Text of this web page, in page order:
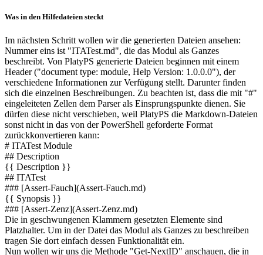
Was in den Hilfedateien steckt
Im nächsten Schritt wollen wir die generierten Dateien ansehen:
Nummer eins ist "ITATest.md", die das Modul als Ganzes
beschreibt. Von PlatyPS generierte Dateien beginnen mit einem
Header ("document type: module, Help Version: 1.0.0.0"), der
verschiedene Informationen zur Verfügung stellt. Darunter finden
sich die einzelnen Beschreibungen. Zu beachten ist, dass die mit "#"
eingeleiteten Zellen dem Parser als Einsprungspunkte dienen. Sie
dürfen diese nicht verschieben, weil PlatyPS die Markdown-Dateien
sonst nicht in das von der PowerShell geforderte Format
zurückkonvertieren kann:
# ITATest Module
## Description
{{ Description }}
## ITATest
### [Assert-Fauch](Assert-Fauch.md)
{{ Synopsis }}
### [Assert-Zenz](Assert-Zenz.md)
Die in geschwungenen Klammern gesetzten Elemente sind
Platzhalter. Um in der Datei das Modul als Ganzes zu beschreiben
tragen Sie dort einfach dessen Funktionalität ein.
Nun wollen wir uns die Methode "Get-NextID" anschauen, die in